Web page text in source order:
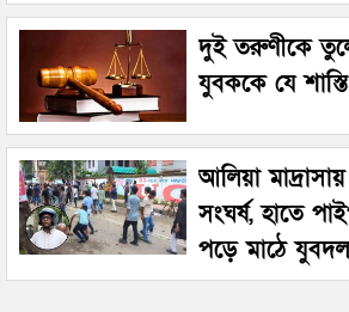
দুই তরুণীকে
যুবককে যে
আলিয়া
সংঘর্ষ, হাতে
পড়ে মাঠে